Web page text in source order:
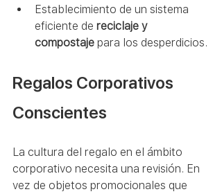
Establecimiento de un sistema
eficiente de reciclaje y
compostaje para los desperdicios.
Regalos Corporativos
Conscientes
La cultura del regalo en el ámbito
corporativo necesita una revisión. En
vez de objetos promocionales que